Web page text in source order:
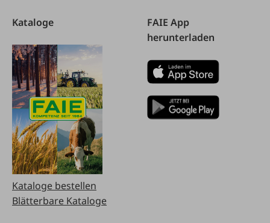
Kataloge
Kataloge bestellen
Blätterbare Kataloge
FAIE App
herunterladen